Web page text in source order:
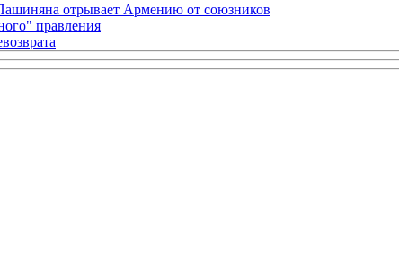
отрывает Армению от союзников
правления